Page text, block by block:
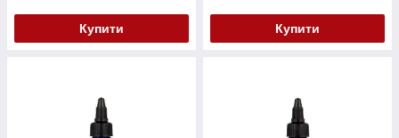
Купити Купити